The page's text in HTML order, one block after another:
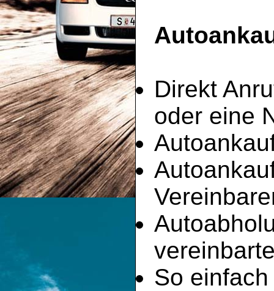
Direkt
oder eine
So